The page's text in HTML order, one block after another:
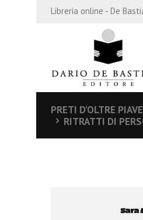
Libreria online - De
PRETI D’OLTRE PIAVE
RITRATTI DI